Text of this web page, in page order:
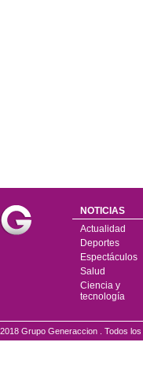
NOTICIAS
Actualidad
Deportes
Espectáculos
Salud
Ciencia y
tecnología
2018 Grupo Generaccion . Todos